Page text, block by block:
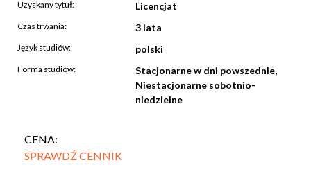
Uzyskany tytuł: Licencjat
Czas trwania: 3 lata
Język studiów: polski
Forma studiów:
Stacjonarne w dni powszednie,
Niestacjonarne sobotnio-
niedzielne
CENA:
SPRAWDŹ CENNIK